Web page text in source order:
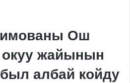
Ош
жайынын
албай койду